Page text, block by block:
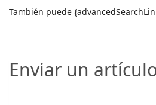
También puede
Enviar un